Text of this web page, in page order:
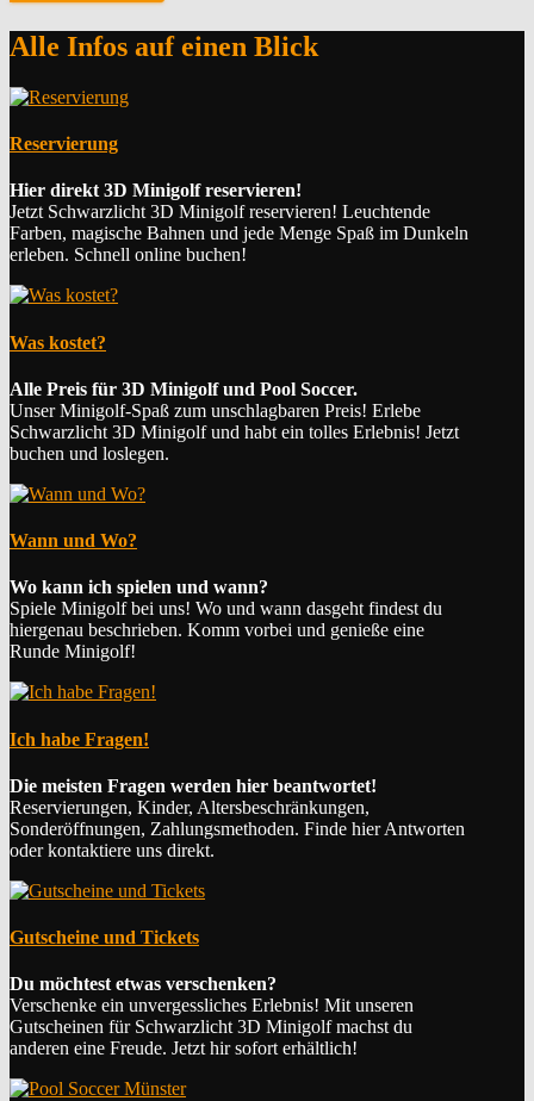
Alle Infos auf einen Blick
Reservierung
Hier direkt 3D Minigolf reservieren!
Jetzt Schwarzlicht 3D Minigolf reservieren! Leuchtende
Farben, magische Bahnen und jede Menge Spaß im Dunkeln
erleben. Schnell online buchen!
Was kostet?
Alle Preis für 3D Minigolf und Pool Soccer.
Unser Minigolf-Spaß zum unschlagbaren Preis! Erlebe
Schwarzlicht 3D Minigolf und habt ein tolles Erlebnis! Jetzt
buchen und loslegen.
Wann und Wo?
Wo kann ich spielen und wann?
Spiele Minigolf bei uns! Wo und wann dasgeht findest du
hiergenau beschrieben. Komm vorbei und genieße eine
Runde Minigolf!
Ich habe Fragen!
Die meisten Fragen werden hier beantwortet!
Reservierungen, Kinder, Altersbeschränkungen,
Sonderöffnungen, Zahlungsmethoden. Finde hier Antworten
oder kontaktiere uns direkt.
Gutscheine und Tickets
Du möchtest etwas verschenken?
Verschenke ein unvergessliches Erlebnis! Mit unseren
Gutscheinen für Schwarzlicht 3D Minigolf machst du
anderen eine Freude. Jetzt hir sofort erhältlich!